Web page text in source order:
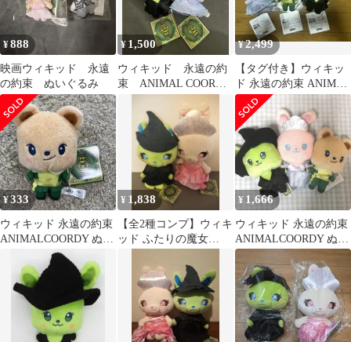
¥888
映画ウィキッド 永遠
の約束 ぬいぐるみ
¥ 1,500
ウィキッド 永遠の約
束 ANIMAL COORDY
¥2,499
【タグ付き】ウィキッ
ド 永遠の約束 ANIMAL
COORDY ぬいぐるみ 3
種
¥333
ウィキッド 永遠の約束
ANIMALCOORDY ぬい
¥ 1,838
【全2種コンプ】ウィキ
ッド ふたりの魔女
いぐるみ
¥ 1,666
ウィキッド 永遠の約束
ANIMALCOORDY ぬい
ぐるみ 全3種④